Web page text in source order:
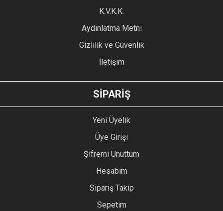
Ürün fiyatı diğer sitelerden daha pahalı.
GÖNDER
K.V.K.K.
Aydınlatma Metni
Gizlilik ve Güvenlik
İletişim
SİPARİŞ
Yeni Üyelik
Üye Girişi
Şifremi Unuttum
Hesabım
Sipariş Takip
Sepetim